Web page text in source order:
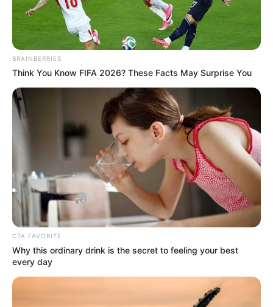
Tenemos todas las noticias que le
interesan. Para estar bien informado, por
ACTIVAR AHORA
TEMAS DESTACADOS
CORTES DE LUZ EN BOLÍVAR
EL CARMEN DE BOLÍVAR
DUMEK TURBAY
ALCALDÍA DE CARTAGENA
YAMIL ARANA
FEMINICIDIO
BRAINBERRIES
Think You Know FIFA 2026? These Facts May Surprise You
CTA FAVORITE
Why this ordinary drink is the secret to feeling your best
every day